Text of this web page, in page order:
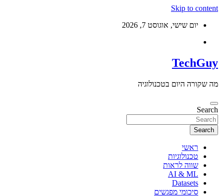
Skip to content
יום שישי, אוגוסט 7, 2026
TechGuy
מה שקורה היום בטכנולוגיה
Search
Search
ראשי
טכנולוגיות
שווה לראות
AI & ML
Datasets
סיכומי מפגשים